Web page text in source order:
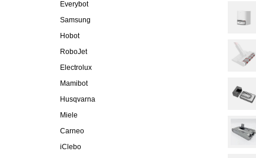
Everybot
Samsung
Hobot
RoboJet
Electrolux
Mamibot
Husqvarna
Miele
Carneo
iClebo